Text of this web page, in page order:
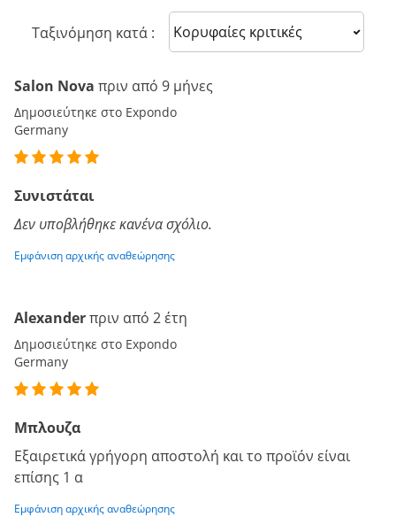
Ταξινόμηση κατά : Sort reviews
Salon Nova πριν από 9 μήνες
Δημοσιεύτηκε στο Expondo
Germany
Συνιστάται
Δεν υποβλήθηκε κανένα σχόλιο.
Εμφάνιση αρχικής αναθεώρησης
Alexanderπριν από 2 έτη
Δημοσιεύτηκε στο Expondo
Germany
Μπλουζα
Εξαιρετικά γρήγορη αποστολή και το προϊόν είναι
επίσης 1 α
Εμφάνιση αρχικής αναθεώρησης